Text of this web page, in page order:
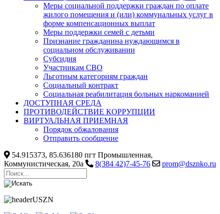
Меры социальной поддержки граждан по оплате
жилого помещения и (или) коммунальных услуг в
форме компенсационных выплат
Меры поддержки семей с детьми
Признание гражданина нуждающимся в
социальном обслуживании
Субсидия
Участникам СВО
Льготным категориям граждан
Социальный контракт
Социальная реабилитация больных наркоманией
ДОСТУПНАЯ СРЕДА
ПРОТИВОДЕЙСТВИЕ КОРРУПЦИИ
ВИРТУАЛЬНАЯ ПРИЕМНАЯ
Порядок обжалования
Отправить сообщение
54.915373, 85.636180 пгт Промышленная,
Коммунистическая, 20а
8(384 42)7-45-76 prom@dsznko.ru